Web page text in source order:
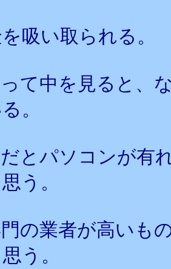
吸い取られる。
て中を見ると、
。
とパソコンが有
う。
の業者が高いも
う。